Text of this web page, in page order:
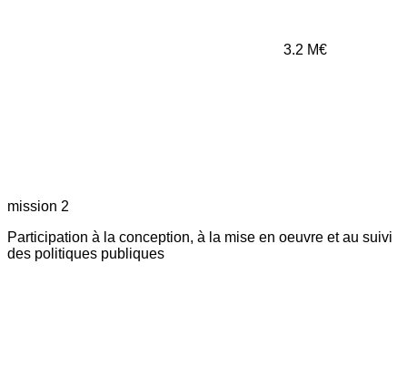
3.2 M€
mission 2
Participation à la conception, à la mise en oeuvre et au suivi
des politiques publiques